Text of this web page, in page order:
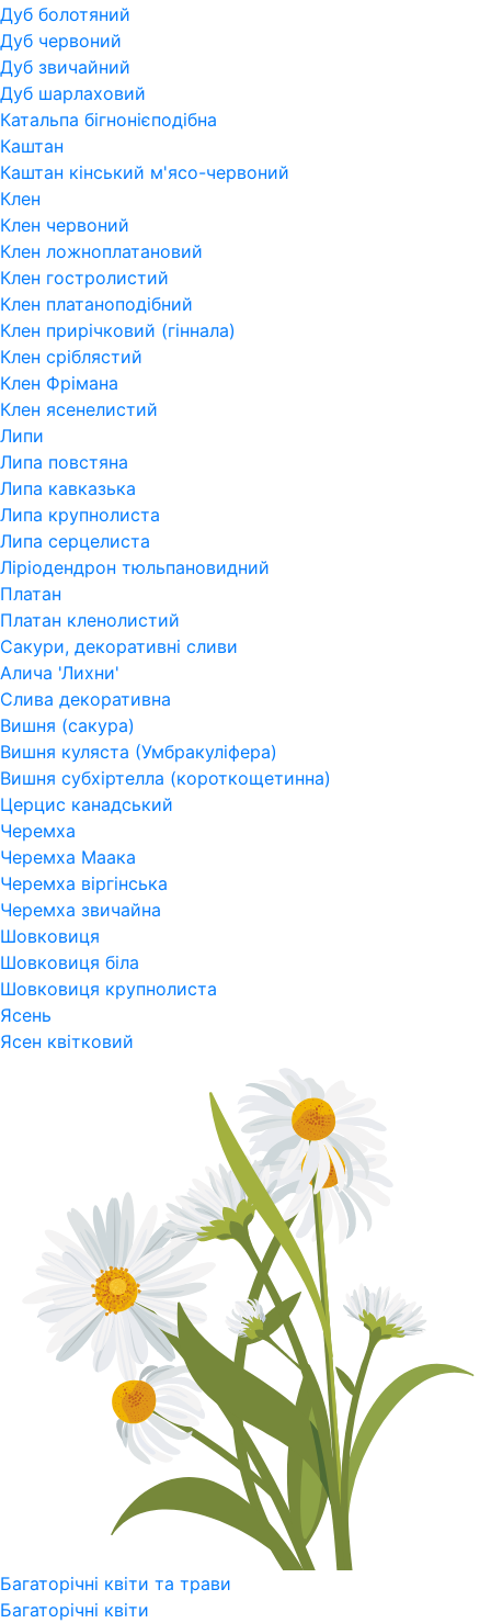
Дуб болотяний
Дуб червоний
Дуб звичайний
Дуб шарлаховий
Катальпа бігнонієподібна
Каштан
Каштан кінський м'ясо-червоний
Клен
Клен червоний
Клен ложноплатановий
Клен гостролистий
Клен платаноподібний
Клен прирічковий (гіннала)
Клен сріблястий
Клен Фрімана
Клен ясенелистий
Липи
Липа повстяна
Липа кавказька
Липа крупнолиста
Липа серцелиста
Ліріодендрон тюльпановидний
Платан
Платан кленолистий
Сакури, декоративні сливи
Алича 'Лихни'
Слива декоративна
Вишня (сакура)
Вишня куляста (Умбракуліфера)
Вишня субхіртелла (короткощетинна)
Церцис канадський
Черемха
Черемха Маака
Черемха віргінська
Черемха звичайна
Шовковиця
Шовковиця біла
Шовковиця крупнолиста
Ясень
Ясен квітковий
Багаторічні квіти та трави
Багаторічні квіти